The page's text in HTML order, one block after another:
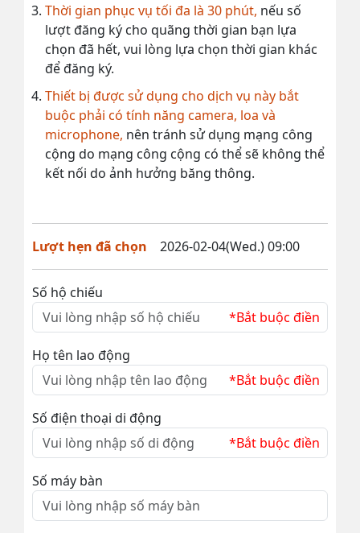
Thời gian phục vụ tối đa là 30 phút, nếu số
lượt đăng ký cho quãng thời gian bạn lựa
chọn đã hết, vui lòng lựa chọn thời gian khác
để đăng ký.
Thiết bị được sử dụng cho dịch vụ này bắt
buộc phải có tính năng camera, loa và
microphone, nên tránh sử dụng mạng công
cộng do mạng công cộng có thể sẽ không thể
kết nối do ảnh hưởng băng thông.
Lượt hẹn đã chọn 2026-02-04(Wed.) 09:00
Số hộ chiếu
*Bắt buộc điền
Họ tên lao động
*Bắt buộc điền
Số điện thoại di động
*Bắt buộc điền
Số máy bàn